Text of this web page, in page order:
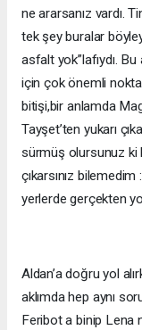
ne ararsanız vardı.
tek şey buralar
asfalt yok”lafıydı.
için çok önemli
bitişi,bir anlamda
Tayşet’ten yukarı
sürmüş olursunuz ki
çıkarsınız
yerlerde gerçekten
Aldan’a doğru yol
aklımda hep aynı
Feribot a binip Lena